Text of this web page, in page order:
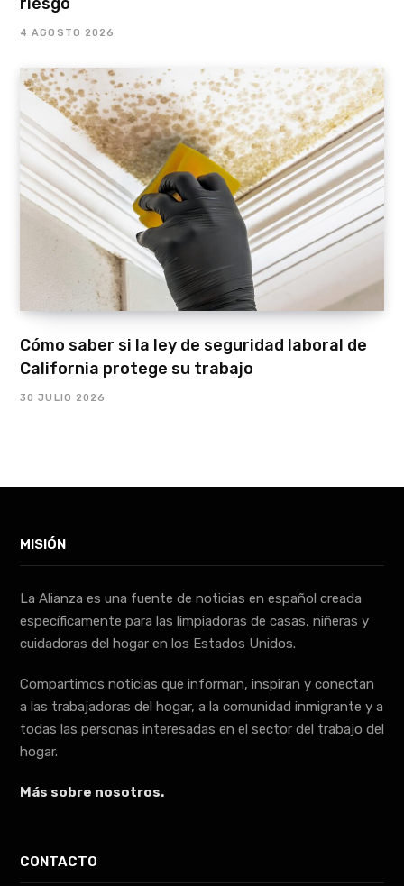
4 AGOSTO 2026
Cómo saber si la ley de seguridad laboral de
California protege su trabajo
30 JULIO 2026
MISIÓN
La Alianza es una fuente de noticias en español creada
específicamente para las limpiadoras de casas, niñeras y
cuidadoras del hogar en los Estados Unidos.
Compartimos noticias que informan, inspiran y conectan
a las trabajadoras del hogar, a la comunidad inmigrante y a
todas las personas interesadas en el sector del trabajo del
hogar.
Más sobre nosotros.
CONTACTO